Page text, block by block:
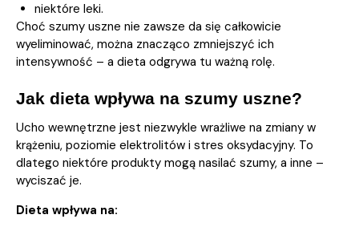
niektóre leki.
Choć szumy uszne nie zawsze da się całkowicie
wyeliminować, można znacząco zmniejszyć ich
intensywność – a dieta odgrywa tu ważną rolę.
Jak dieta wpływa na szumy uszne?
Ucho wewnętrzne jest niezwykle wrażliwe na zmiany w
krążeniu, poziomie elektrolitów i stres oksydacyjny. To
dlatego niektóre produkty mogą nasilać szumy, a inne –
wyciszać je.
Dieta wpływa na: